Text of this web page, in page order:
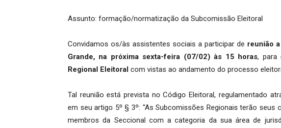
Assunto: formação/normatização da Subcomissão Eleitoral
Convidamos os/às assistentes sociais a participar de reunião
Grande, na próxima sexta-feira (07/02) às 15 horas, para
Regional Eleitoral com vistas ao andamento do processo
Tal reunião está prevista no Código Eleitoral, regulamentado
em seu artigo 5º § 3º: “As Subcomissões Regionais terão
membros da Seccional com a categoria da sua área de